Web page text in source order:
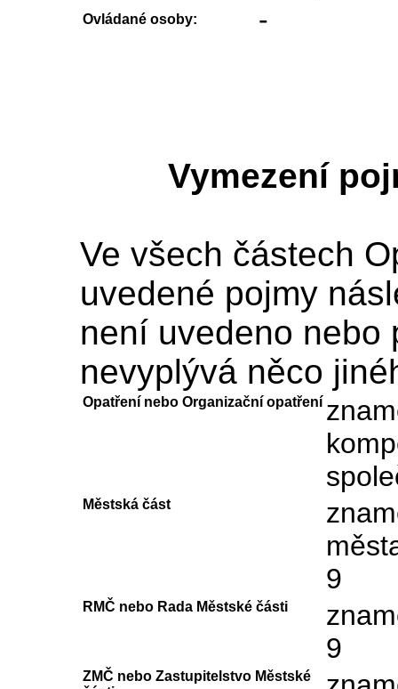
Ovládané osoby: -
Vymezení
Ve všech částech
uvedené pojmy
není uvedeno nebo
nevyplývá něco
Opatření nebo Organizační opatření
Městská část
9
RMČ nebo Rada Městské části
9
ZMČ nebo Zastupitelstvo Městské